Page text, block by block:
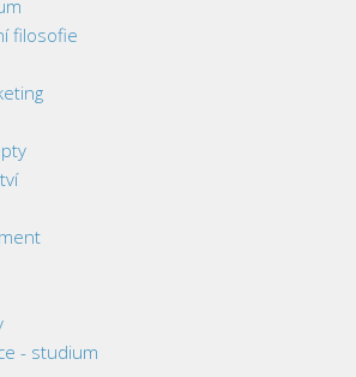
filosofie
- studium